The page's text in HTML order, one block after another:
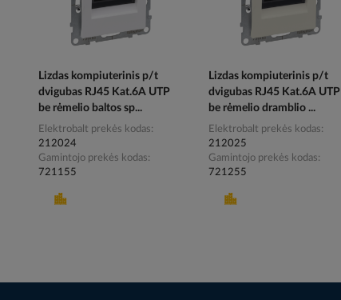
Lizdas kompiuterinis p/t
dvigubas RJ45 Kat.6A UTP
be rėmelio baltos sp...
Elektrobalt prekės kodas
212024
Gamintojo prekės kodas
721155
Lizdas kompiuterinis p/t
dvigubas RJ45 Kat.6A UTP
be rėmelio dramblio ...
Elektrobalt prekės kodas
212025
Gamintojo prekės kodas
721255